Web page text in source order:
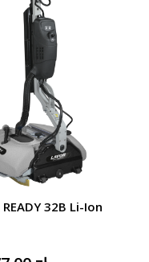
READY 32B Li-Ion